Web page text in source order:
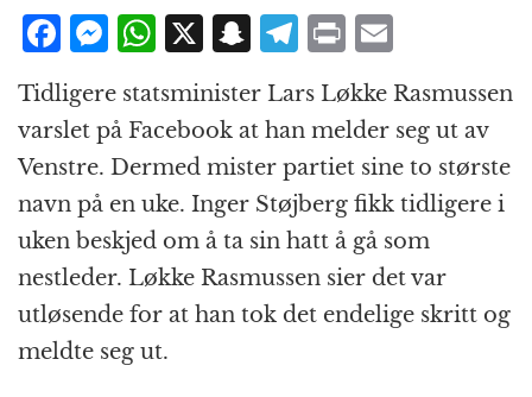
F
a
c
e
b
o
o
k
M
ss
e
n
g
e
r
W
at
s
A
p
p
X S
a
p
c
h
at
T
e
g
r
a
m
P
ri
n
t
ai
l
Tidligere statsminister Lars Løkke Rasmussen
varslet på Facebook at han melder seg ut av
Venstre. Dermed mister partiet sine to største
navn på en uke. Inger Støjberg fikk tidligere i
uken beskjed om å ta sin hatt å gå som
nestleder. Løkke Rasmussen sier det var
utløsende for at han tok det endelige skritt og
meldte seg ut.